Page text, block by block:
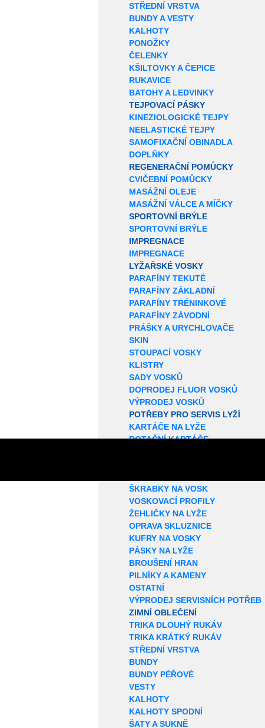
STŘEDNÍ VRSTVA
BUNDY A VESTY
KALHOTY
PONOŽKY
ČELENKY
KŠILTOVKY A ČEPICE
RUKAVICE
BATOHY A LEDVINKY
TEJPOVACÍ PÁSKY
KINEZIOLOGICKÉ TEJPY
NEELASTICKÉ TEJPY
SAMOFIXAČNÍ OBINADLA
DOPLŇKY
REGENERAČNÍ POMŮCKY
CVIČEBNÍ POMŮCKY
MASÁŽNÍ OLEJE
MASÁŽNÍ VÁLCE A MÍČKY
SPORTOVNÍ BRÝLE
SPORTOVNÍ BRÝLE
IMPREGNACE
IMPREGNACE
LYŽAŘSKÉ VOSKY
PARAFÍNY TEKUTÉ
PARAFÍNY ZÁKLADNÍ
PARAFÍNY TRÉNINKOVÉ
PARAFÍNY ZÁVODNÍ
PRÁŠKY A URYCHLOVAČE
SKIN
STOUPACÍ VOSKY
KLISTRY
SADY VOSKŮ
DOPRODEJ FLUOR VOSKŮ
VÝPRODEJ VOSKŮ
POTŘEBY PRO SERVIS LYŽÍ
KARTÁČE NA LYŽE
ROTAČNÍ KARTÁČE
ŠKRABKY NA VOSK
VOSKOVACÍ PROFILY
ŽEHLIČKY NA LYŽE
OPRAVA SKLUZNICE
KUFRY NA VOSKY
PÁSKY NA LYŽE
BROUŠENÍ HRAN
PILNÍKY A KAMENY
OSTATNÍ
VÝPRODEJ SERVISNÍCH POTŘEB
ZIMNÍ OBLEČENÍ
TRIKA DLOUHÝ RUKÁV
TRIKA KRÁTKÝ RUKÁV
STŘEDNÍ VRSTVA
BUNDY
BUNDY PÉŘOVÉ
VESTY
KALHOTY
KALHOTY SPODNÍ
ŠATY A SUKNĚ